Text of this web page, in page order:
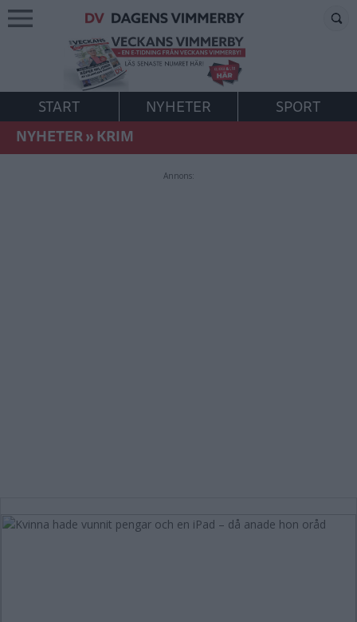
START NYHETER
SPORT
NYHETER»KRIM
Annons: